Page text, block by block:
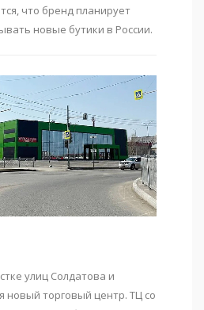
что бренд планирует
новые бутики в России.
улиц Солдатова и
новый торговый центр. ТЦ со